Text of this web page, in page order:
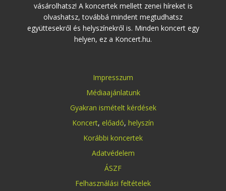
vásárolhatsz! A koncertek mellett zenei híreket is
olvashatsz, továbbá mindent megtudhatsz
együttesekről és helyszínekről is. Minden koncert egy
helyen, ez a Koncert.hu.
Impresszum
Médiaajánlatunk
Gyakran ismételt kérdések
Koncert, előadó, helyszín
Korábbi koncertek
Adatvédelem
ÁSZF
Felhasználási feltételek